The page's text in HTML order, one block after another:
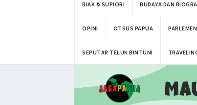
BIAK & SUPIORI BUDAYA DAN
OPINI OTSUS PAPUA PARLEMEN
SEPUTAR TELUK BINTUNI